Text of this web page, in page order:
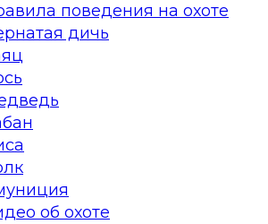
поведения на охоте
дичь
об охоте